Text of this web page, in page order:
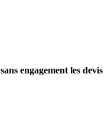
sans engagement les devis